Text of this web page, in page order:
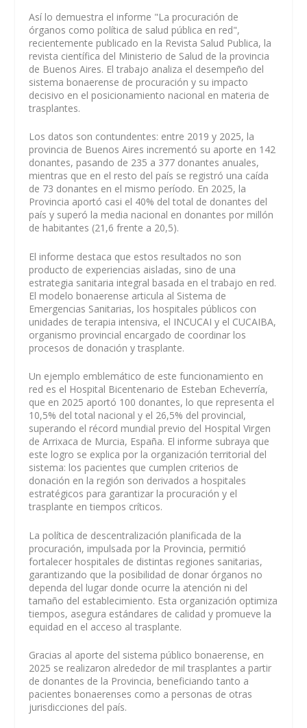
Así lo demuestra el informe "La procuración de
órganos como política de salud pública en red",
recientemente publicado en la Revista Salud Publica, la
revista científica del Ministerio de Salud de la provincia
de Buenos Aires. El trabajo analiza el desempeño del
sistema bonaerense de procuración y su impacto
decisivo en el posicionamiento nacional en materia de
trasplantes.
Los datos son contundentes: entre 2019 y 2025, la
provincia de Buenos Aires incrementó su aporte en 142
donantes, pasando de 235 a 377 donantes anuales,
mientras que en el resto del país se registró una caída
de 73 donantes en el mismo período. En 2025, la
Provincia aportó casi el 40% del total de donantes del
país y superó la media nacional en donantes por millón
de habitantes (21,6 frente a 20,5).
El informe destaca que estos resultados no son
producto de experiencias aisladas, sino de una
estrategia sanitaria integral basada en el trabajo en red.
El modelo bonaerense articula al Sistema de
Emergencias Sanitarias, los hospitales públicos con
unidades de terapia intensiva, el INCUCAI y el CUCAIBA,
organismo provincial encargado de coordinar los
procesos de donación y trasplante.
Un ejemplo emblemático de este funcionamiento en
red es el Hospital Bicentenario de Esteban Echeverría,
que en 2025 aportó 100 donantes, lo que representa el
10,5% del total nacional y el 26,5% del provincial,
superando el récord mundial previo del Hospital Virgen
de Arrixaca de Murcia, España. El informe subraya que
este logro se explica por la organización territorial del
sistema: los pacientes que cumplen criterios de
donación en la región son derivados a hospitales
estratégicos para garantizar la procuración y el
trasplante en tiempos críticos.
La política de descentralización planificada de la
procuración, impulsada por la Provincia, permitió
fortalecer hospitales de distintas regiones sanitarias,
garantizando que la posibilidad de donar órganos no
dependa del lugar donde ocurre la atención ni del
tamaño del establecimiento. Esta organización optimiza
tiempos, asegura estándares de calidad y promueve la
equidad en el acceso al trasplante.
Gracias al aporte del sistema público bonaerense, en
2025 se realizaron alrededor de mil trasplantes a partir
de donantes de la Provincia, beneficiando tanto a
pacientes bonaerenses como a personas de otras
jurisdicciones del país.